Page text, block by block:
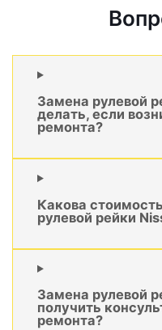
Замена рулевой
делать, если
ремонта?
Какова
рулевой рейки
Замена рулевой
получить
ремонта?